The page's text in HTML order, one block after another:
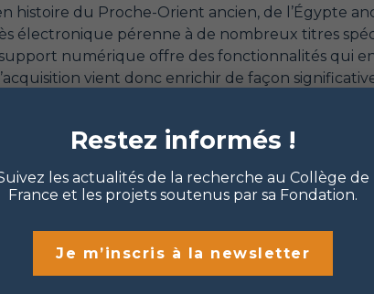
histoire du Proche-Orient ancien, de l’Égypte
électronique pérenne à de nombreux titres
numérique offre des fonctionnalités qui
vient donc enrichir de façon
des usages des chercheurs en sciences
Restez informés !
les actualités de la recherche au Collège de
France et les projets soutenus par sa Fondation.
Je m’inscris à la newsletter